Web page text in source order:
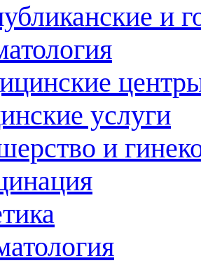
и
услуги
и